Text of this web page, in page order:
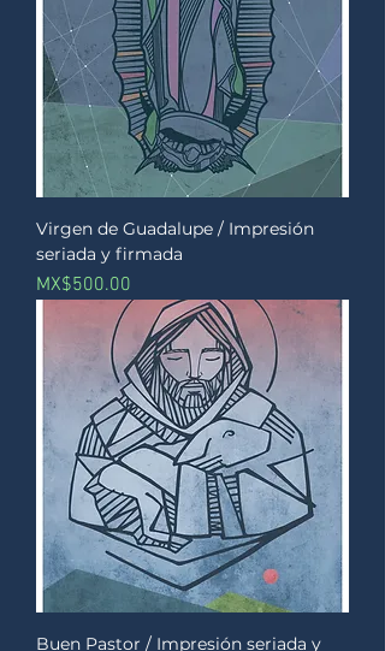
Virgen de Guadalupe / Impresión
seriada y firmada
Price
MX$500.00
Buen Pastor / Impresión seriada y